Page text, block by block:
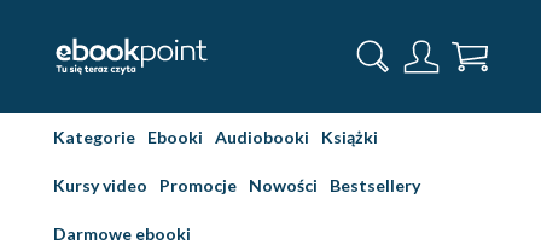
Kategorie Ebooki Audiobooki Książki
Kursy video Promocje Nowości Bestsellery
Darmowe ebooki